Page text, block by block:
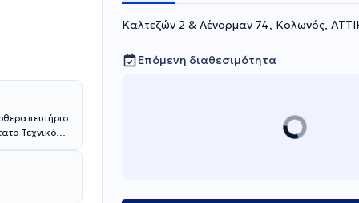
Τεχνικό
καθώς και
Καλτεζών 2 & Λένορμαν 74, Κολωνός,
Επόμενη διαθεσιμότητα